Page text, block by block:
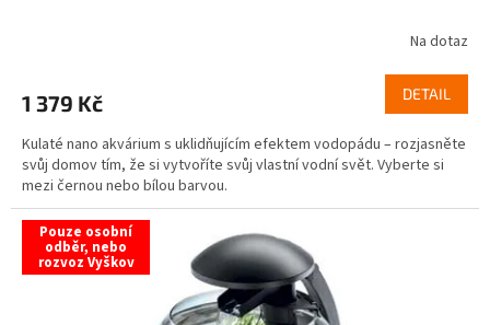
Na dotaz
1 379 Kč DETAIL
Kulaté nano akvárium s uklidňujícím efektem vodopádu – rozjasněte
svůj domov tím, že si vytvoříte svůj vlastní vodní svět. Vyberte si
mezi černou nebo bílou barvou.
Pouze osobní
odběr, nebo
rozvoz Vyškov